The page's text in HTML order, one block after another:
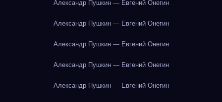
Александр Пушкин — Евгений Онегин
Александр Пушкин — Евгений Онегин
Александр Пушкин — Евгений Онегин
Александр Пушкин — Евгений Онегин
Александр Пушкин — Евгений Онегин